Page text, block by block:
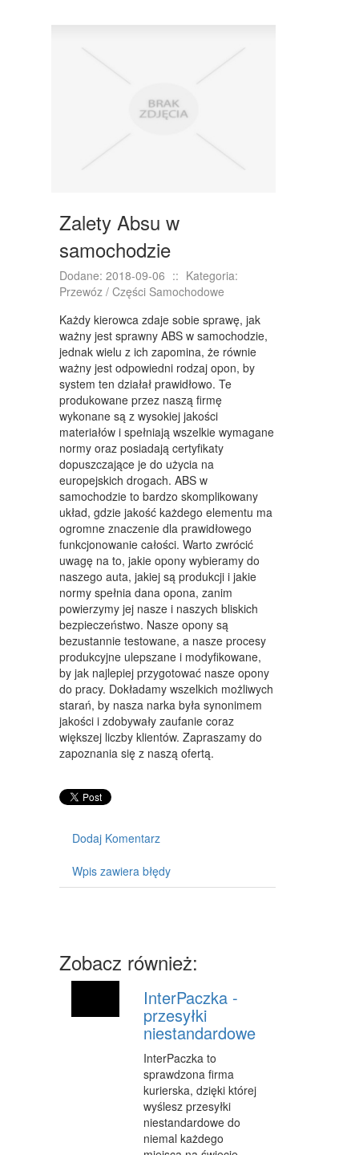
NIERUCHOMOŚCI, DZIAŁKI
KURSY JĘZYKOWE
KURSY I SZKOLENIA
TŁUMACZENIA
BIZNES ONLINE
BIŻUTERIA
DLA DZIECI
MEBLE
WYPOSAŻENIE WNĘTRZ
WYPOSAŻENIE ŁAZIENKI
ODZIEŻ
SPORT
ELEKTRONIKA, RTV, AGD
ART. DLA ZWIERZĄT
OGRÓD, ROŚLINY
CHEMIA
ART. SPOŻYWCZE
MATERIAŁY EKSPLOATACYJNE
INNE SKLEPY
NARZĘDZIA
PRZEMYSŁ METALOWY
CZĘŚCI SAMOCHODOWE
USŁUGI MOTORYZACYJNE
PUBLIC RELATIONS
AGENCJE REKLAMOWE
MATERIAŁY REKLAMOWE
Zalety Absu w
samochodzie
Dodane: 2018-09-06 :: Kategoria:
Przewóz / Części Samochodowe
Każdy kierowca zdaje sobie sprawę, jak
ważny jest sprawny ABS w samochodzie,
jednak wielu z ich zapomina, że równie
ważny jest odpowiedni rodzaj opon, by
system ten działał prawidłowo. Te
produkowane przez naszą firmę
wykonane są z wysokiej jakości
materiałów i spełniają wszelkie wymagane
normy oraz posiadają certyfikaty
dopuszczające je do użycia na
europejskich drogach. ABS w
samochodzie to bardzo skomplikowany
układ, gdzie jakość każdego elementu ma
ogromne znaczenie dla prawidłowego
funkcjonowanie całości. Warto zwrócić
uwagę na to, jakie opony wybieramy do
naszego auta, jakiej są produkcji i jakie
normy spełnia dana opona, zanim
powierzymy jej nasze i naszych bliskich
bezpieczeństwo. Nasze opony są
bezustannie testowane, a nasze procesy
produkcyjne ulepszane i modyfikowane,
by jak najlepiej przygotować nasze opony
do pracy. Dokładamy wszelkich możliwych
starań, by nasza narka była synonimem
jakości i zdobywały zaufanie coraz
większej liczby klientów. Zapraszamy do
zapoznania się z naszą ofertą.
Dodaj Komentarz
Wpis zawiera błędy
Zobacz również:
InterPaczka -
przesyłki
niestandardowe
InterPaczka to
sprawdzona firma
kurierska, dzięki której
wyślesz przesyłki
niestandardowe do
niemal każdego